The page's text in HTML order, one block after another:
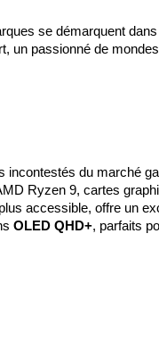
se démarquent
incontestés du marché
Ryzen 9, cartes
accessible, offre un
OLED QHD+, parfaits